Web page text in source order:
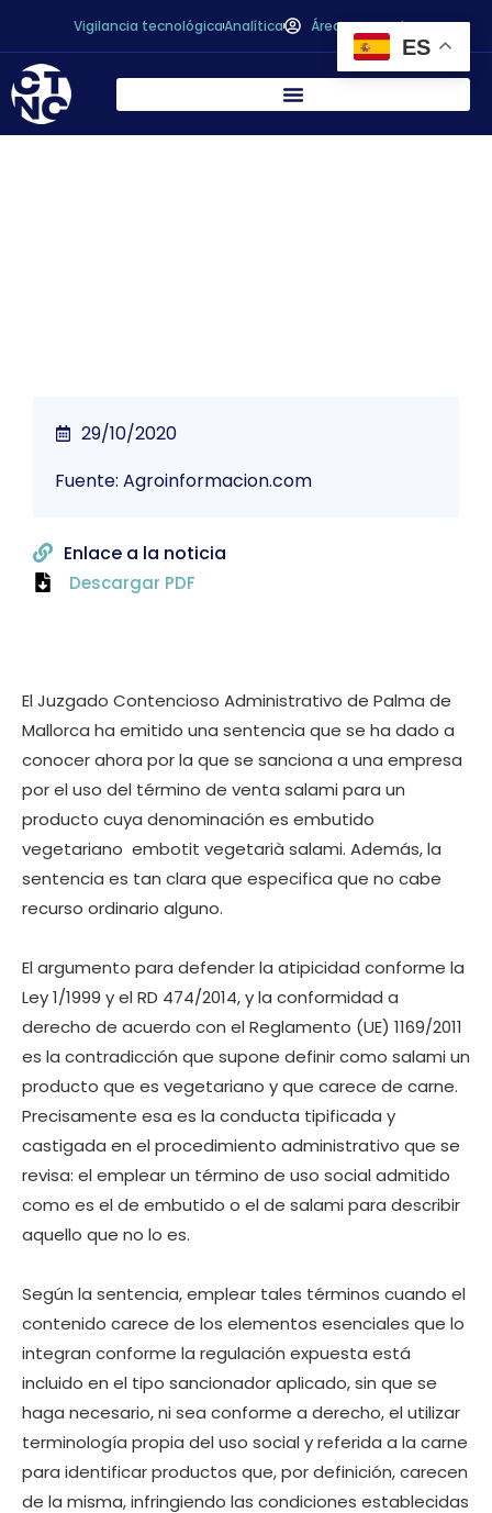
Vigilancia tecnológicaAnalítica Área personal
El Juzgado Contencioso Administrativo de Palma de
Mallorca ha emitido una sentencia que se ha dado a
conocer ahora por la que se sanciona a una empresa
por el uso del término de venta salami para un
producto cuya denominación es embutido
vegetariano  embotit vegetarià salami. Además, la
sentencia es tan clara que especifica que no cabe
recurso ordinario alguno.
El argumento para defender la atipicidad conforme la
Ley 1/1999 y el RD 474/2014, y la conformidad a
derecho de acuerdo con el Reglamento (UE) 1169/2011
es la contradicción que supone definir como salami un
producto que es vegetariano y que carece de carne.
Precisamente esa es la conducta tipificada y
castigada en el procedimiento administrativo que se
revisa: el emplear un término de uso social admitido
como es el de embutido o el de salami para describir
aquello que no lo es.
Según la sentencia, emplear tales términos cuando el
contenido carece de los elementos esenciales que lo
integran conforme la regulación expuesta está
incluido en el tipo sancionador aplicado, sin que se
haga necesario, ni sea conforme a derecho, el utilizar
terminología propia del uso social y referida a la carne
para identificar productos que, por definición, carecen
de la misma, infringiendo las condiciones establecidas
29/10/2020
Fuente: Agroinformacion.com
Enlace a la noticia
Descargar PDF
ES